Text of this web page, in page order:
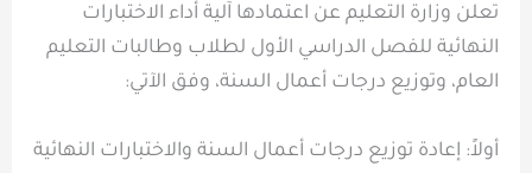
تعلن وزارة التعليم عن اعتمادها آلية أداء الاختبارات
النهائية للفصل الدراسي الأول لطلاب وطالبات التعليم
العام، وتوزيع درجات أعمال السنة، وفق الآتي:
أولاً: إعادة توزيع درجات أعمال السنة والاختبارات النهائية